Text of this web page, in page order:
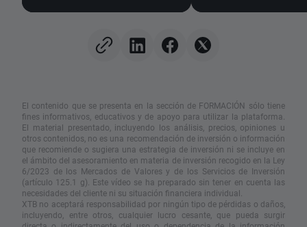
acuerdo entre EE.
El contenido que se presenta en la sección de FORMACIÓN sólo tiene
fines informativos, educativos y de apoyo para utilizar la plataforma.
El material presentado, incluyendo los análisis, precios, opiniones u
otros contenidos, no es una recomendación de inversión o información
que recomiende o sugiera una estrategia de inversión ni se incluye en
el ámbito del asesoramiento en materia de inversión recogido en la Ley
6/2023 de los Mercados de Valores y de los Servicios de Inversión
(artículo 125.1 g). Este vídeo se ha preparado sin tener en cuenta las
necesidades del cliente ni su situación financiera individual.
XTB no aceptará responsabilidad por ningún tipo de pérdidas o daños,
incluyendo, entre otros, cualquier lucro cesante, que pueda surgir